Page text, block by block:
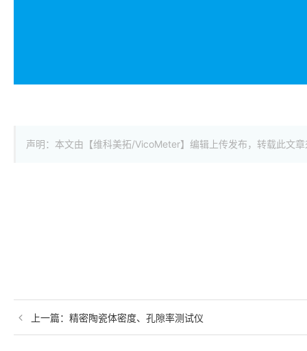
声明：本文由【维科美拓/VicoMeter】编辑上传发布，转载此文
上一篇： 精密陶瓷体密度、孔隙率测试仪